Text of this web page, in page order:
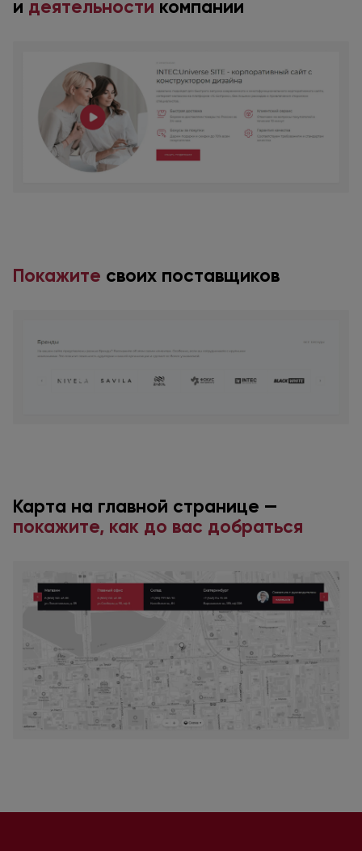
и деятельности компании
Покажите своих поставщиков
Карта на главной странице —
покажите, как до вас добраться